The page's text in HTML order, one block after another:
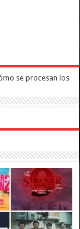
se procesan los